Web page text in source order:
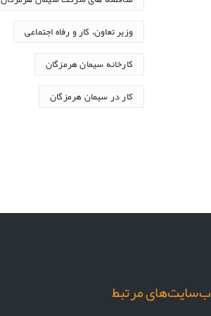
وزیر تعاون، کار و رفاه اجتماعی
کارخانه سیمان هرمزگان
کار در سیمان هرمزگان
مرتبط